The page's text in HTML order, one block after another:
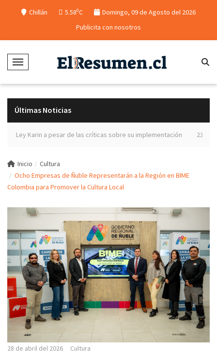
Chillán 5.580C
Domingo, 09 de Agosto del 2026
Publicita con nosotros
Toggle Navigation
Últimas Noticias
a pesar de las críticas sobre su implementación 23 agricultores
Inicio
Cultura
Ocho Empresas de Ñuble Representarán a la Región en BIME
Colombia para Promover la Cultura Local
28 de abril del 2026 Cultura